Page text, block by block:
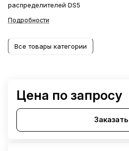
распределителей DS5
Подробности
Все товары категории
Цена по запросу
Заказать